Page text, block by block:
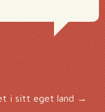
i sitt eget land→